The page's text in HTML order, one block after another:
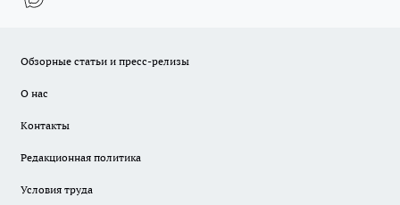
Обзорные статьи и пресс-релизы
О нас
Контакты
Редакционная политика
Условия труда